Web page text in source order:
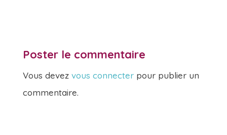
Poster le commentaire
Vous devez vous connecterpour publier un
commentaire.